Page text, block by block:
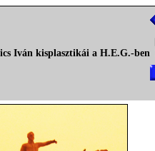
Iván kisplasztikái a H.E.G.-ben